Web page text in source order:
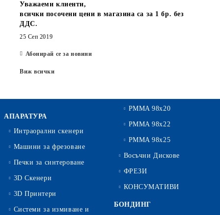
Уважаеми клиенти,
всички посочени цени в магазина са за 1 бр. без
ДДС.
25 Сеп 2019
Абонирай се за новини
Виж всички
АПАРАТУРА
Интраорални скенери
Машини за фрезоване
Печки за синтероване
3D Скенери
3D Принтери
Системи за измиване и
PMMA 98x20
PMMA 98x22
PMMA 98x25
Восъчни Дискове
ФРЕЗИ
КОНСУМАТИВИ
БОНДИНГ